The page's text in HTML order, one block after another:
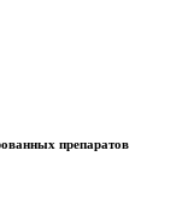
препаратов